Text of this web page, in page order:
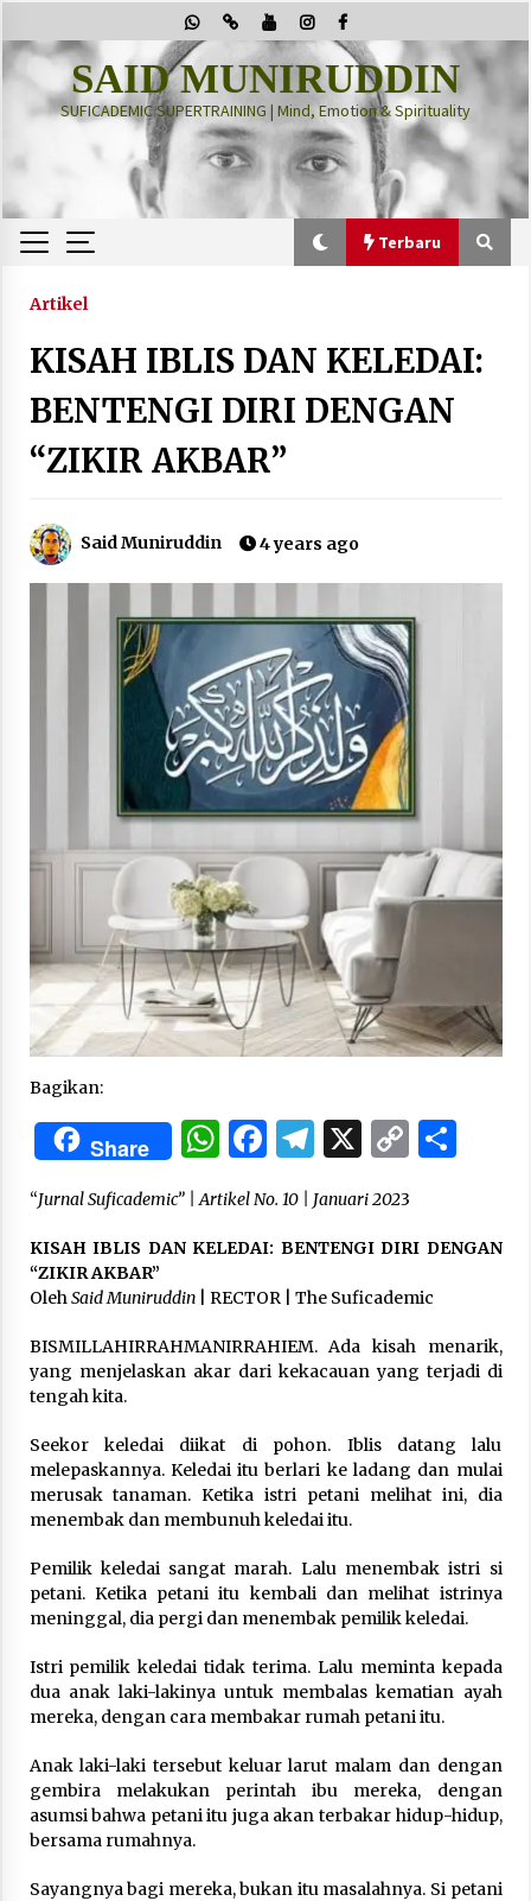
to
content
SAID MUNIRUDDIN
SUFICADEMIC SUPERTRAINING | Mind, Emotion & Spirituality
Terbaru
Terbaru
“Thuma’ninah”: Cara Agama Meregulasi Jiwa
2 months ago
2 months ago
“Pohon Kehidupan”: Mati Dulu, Baru Hidup
3 months ago
“Manusia Digital”: Cerdas Lewat Sinyal
“Allahukrasi”: The Power of Management!
3 months ago
Manajemen “Qaddamat Lighad”: Menjadi
Manusia Visioner dan Beretika
Takut Mati
3 months ago
Said Muniruddin Latih Mental dan Spiritual 80
Siswa YPHC
3 months ago
Said Muniruddin Beri Pelatihan dan Motivasi
untuk 179 Guru Diniyah Disdikbud Kota Banda
SELVi: Sebuah Model Motivasi dalam
Kepemimpinan Bisnis
4 months ago
Eksistensi Iran dalam Tiga Ayat: Memahami
Aliansi Yahudi dan Kristen dalam Dinamika
4 months ago
Artikel
KISAH IBLIS DAN KELEDAI:
BENTENGI DIRI DENGAN
“ZIKIR AKBAR”
Said Muniruddin 4 years ago
Bagikan:
Share WhatsApp
Facebook
Telegram
X Copy
“Jurnal Suficademic” | Artikel No. 10 | Januari 2023
KISAH IBLIS DAN KELEDAI: BENTENGI DIRI DENGAN
“ZIKIR AKBAR”
Oleh Said Muniruddin| RECTOR | The Suficademic
BISMILLAHIRRAHMANIRRAHIEM. Ada kisah menarik,
yang menjelaskan akar dari kekacauan yang terjadi di
tengah kita.
Seekor keledai diikat di pohon. Iblis datang lalu
melepaskannya. Keledai itu berlari ke ladang dan mulai
merusak tanaman. Ketika istri petani melihat ini, dia
menembak dan membunuh keledai itu.
Pemilik keledai sangat marah. Lalu menembak istri si
petani. Ketika petani itu kembali dan melihat istrinya
meninggal, dia pergi dan menembak pemilik keledai.
Istri pemilik keledai tidak terima. Lalu meminta kepada
dua anak laki-lakinya untuk membalas kematian ayah
mereka, dengan cara membakar rumah petani itu.
Anak laki-laki tersebut keluar larut malam dan dengan
gembira melakukan perintah ibu mereka, dengan
asumsi bahwa petani itu juga akan terbakar hidup-hidup,
bersama rumahnya.
Sayangnya bagi mereka, bukan itu masalahnya. Si petani